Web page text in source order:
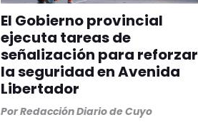
El Gobierno provincial
ejecuta tareas de
señalización para reforzar
la seguridad en Avenida
Libertador
PorRedacción Diario de Cuyo